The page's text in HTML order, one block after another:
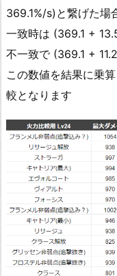
369.1%/s)と繋げた場
一致時は (369.1 +
不一致で (369.1 +
この数値を結果に乗
較となります